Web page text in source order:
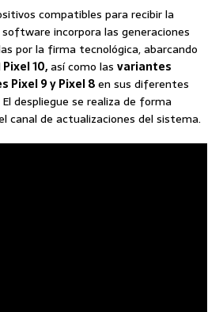
compatibles para recibir la
incorpora las generaciones
por la firma tecnológica, abarcando
Pixel 10,así como las variantes
Pixel 9 y Pixel 8en sus diferentes
despliegue se realiza de forma
canal de actualizaciones del sistema.